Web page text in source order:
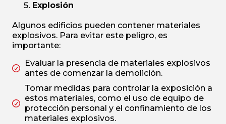
Explosión
Algunos edificios pueden contener materiales
explosivos. Para evitar este peligro, es
importante:
Evaluar la presencia de materiales explosivos
antes de comenzar la demolición.
Tomar medidas para controlar la exposición a
estos materiales, como el uso de equipo de
protección personal y el confinamiento de los
materiales explosivos.